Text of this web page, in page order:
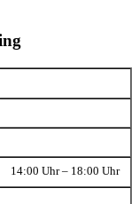
14:00 Uhr – 18:00 Uhr